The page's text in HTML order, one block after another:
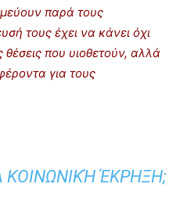
παρά τους
τους έχει να κάνει όχι
που υιοθετούν, αλλά
για τους
ΈΚΡΗΞΗ;